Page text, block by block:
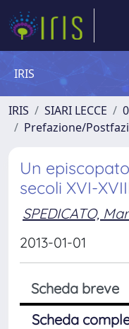
IRIS
IRIS SIARI LECCE
Prefazione/
Un
secoli XVI-
SPEDICATO,
2013-01-01
Scheda breve
Scheda